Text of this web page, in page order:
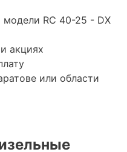
модели RC 40-25 - DX
акциях
или области